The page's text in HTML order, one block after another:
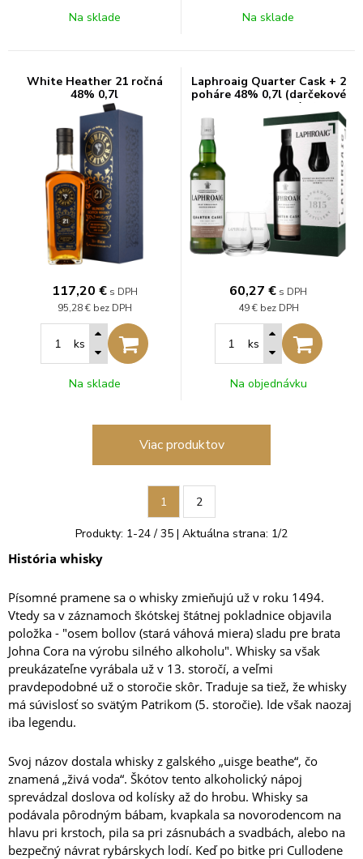
Na sklade Na sklade
White Heather 21 ročná
48% 0,7l
117,20 € s DPH
95,28 € bez DPH
ks
Na sklade
Laphroaig Quarter Cask + 2
poháre 48% 0,7l (darčekové
balenie 2 poháre)
60,27 € s DPH
49 € bez DPH
ks
Na objednávku
Viac produktov
1 2
Produkty: 1-24/ 35 | Aktuálna strana: 1/2
História whisky
Písomné pramene sa o whisky zmieňujú už v roku 1494.
Vtedy sa v záznamoch škótskej štátnej pokladnice objavila
položka - "osem bollov (stará váhová miera) sladu pre brata
Johna Cora na výrobu silného alkoholu". Whisky sa však
preukázateľne vyrábala už v 13. storočí, a veľmi
pravdepodobné už o storočie skôr. Traduje sa tiež, že whisky
má súvislosť so svätým Patrikom (5. storočie). Ide však naozaj
iba legendu.
Svoj názov dostala whisky z galského „uisge beathe“, čo
znamená „živá voda“. Škótov tento alkoholický nápoj
sprevádzal doslova od kolísky až do hrobu. Whisky sa
podávala pôrodným bábam, kvapkala sa novorodencom na
hlavu pri krstoch, pila sa pri zásnubách a svadbách, alebo na
bezpečný návrat rybárskych lodí. Keď po bitke pri Cullodene